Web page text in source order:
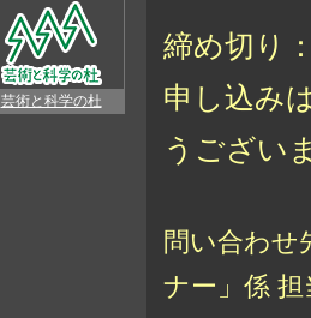
締め切り
申し込み
うござい
問い合わせ
ナー」係 担
芸術と科学の杜